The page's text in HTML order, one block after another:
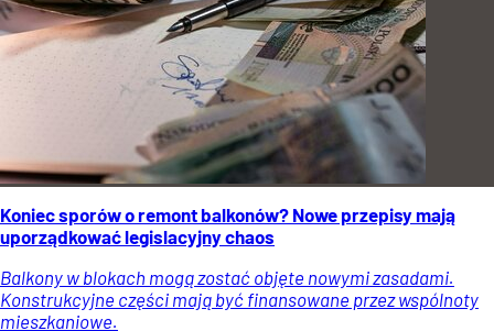
Koniec sporów o remont balkonów? Nowe przepisy mają
uporządkować legislacyjny chaos
Balkony w blokach mogą zostać objęte nowymi zasadami.
Konstrukcyjne części mają być finansowane przez wspólnoty
mieszkaniowe.